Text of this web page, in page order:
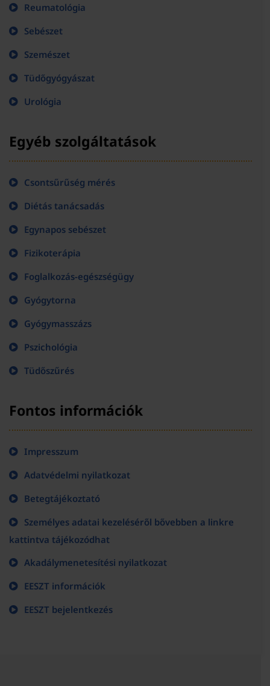
Reumatológia
Sebészet
Szemészet
Tüdőgyógyászat
Urológia
Egyéb szolgáltatások
Csontsűrűség mérés
Diétás tanácsadás
Egynapos sebészet
Fizikoterápia
Foglalkozás-egészségügy
Gyógytorna
Gyógymasszázs
Pszichológia
Tüdőszűrés
Fontos információk
Impresszum
Adatvédelmi nyilatkozat
Betegtájékoztató
Személyes adatai kezeléséről bővebben a linkre
kattintva tájékozódhat
Akadálymenetesítési nyilatkozat
EESZT információk
EESZT bejelentkezés